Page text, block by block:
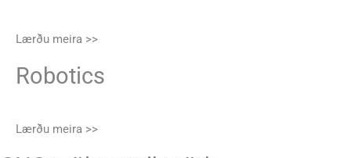
Lærðu meira >>
Robotics
Lærðu meira >>